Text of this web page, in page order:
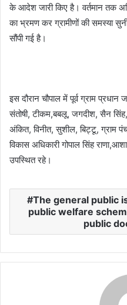
के आदेश जारी किए है। वर्तमान तक
का भ्रमण कर ग्रामीणों की समस्या
सौंपी गई है।
इस दौरान चौपाल में पूर्व ग्राम
संतोषी, टीकम,बबलू, जगदीश, सैन
अंकित, विनीत, सुशील, बिट्टू, ग्राम
विकास अधिकारी गोपाल सिंह
उपस्थित रहे।
The general public
public welfare
public